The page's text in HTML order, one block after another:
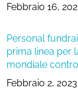
Febbraio 16,
Personal
prima linea per
mondiale
Febbraio 2, 2023